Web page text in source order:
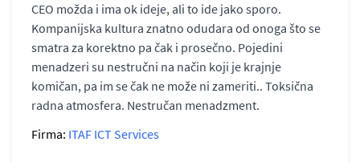
CEO možda i ima ok ideje, ali to ide jako sporo.
Kompanijska kultura znatno odudara od onoga što se
smatra za korektno pa čak i prosečno. Pojedini
menadzeri su nestručni na način koji je krajnje
komičan, pa im se čak ne može ni zameriti.. Toksična
radna atmosfera. Nestručan menadzment.
Firma: ITAF ICT Services